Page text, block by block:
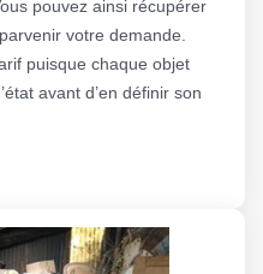
pouvez ainsi récupérer
votre demande.
puisque chaque objet
avant d’en définir son